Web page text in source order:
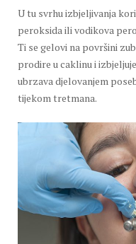
U tu svrhu izbjeljivanja
peroksida ili vodikova
Ti se gelovi na površini
prodire u caklinu i
ubrzava djelovanjem
tijekom tretmana.